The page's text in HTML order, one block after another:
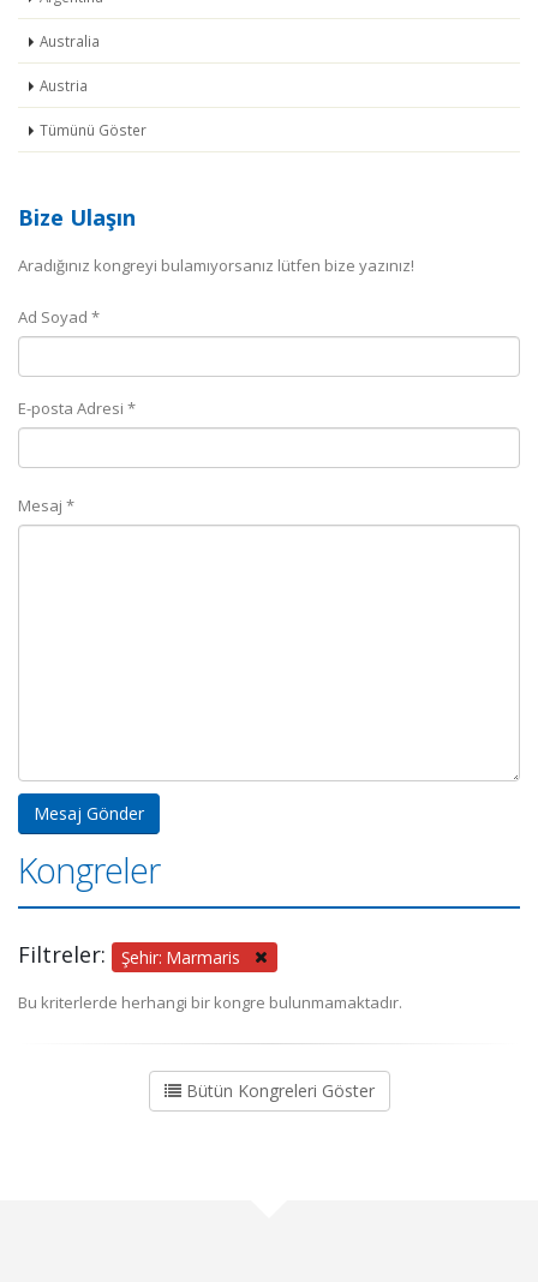
Australia
Austria
Tümünü Göster
Bize Ulaşın
Aradığınız kongreyi bulamıyorsanız lütfen bize yazınız!
Ad Soyad *
E-posta Adresi *
Mesaj *
Kongreler
Filtreler: Şehir: Marmaris
Bu kriterlerde herhangi bir kongre bulunmamaktadır.
Bütün Kongreleri Göster